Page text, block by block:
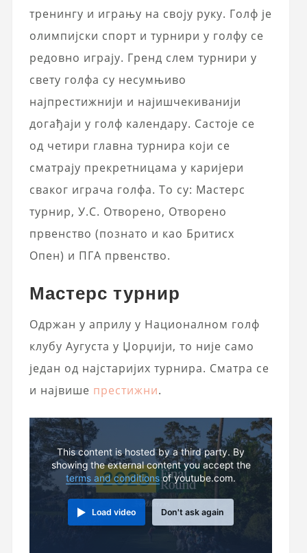
тренингу и игрању на своју руку. Голф је
олимпијски спорт и турнири у голфу се
редовно играју. Гренд слем турнири у
свету голфа су несумњиво
најпрестижнији и најишчекиванији
догађаји у голф календару. Састоје се
од четири главна турнира који се
сматрају прекретницама у каријери
сваког играча голфа. То су: Мастерс
турнир, У.С. Отворено, Отворено
првенство (познато и као Бритисх
Опен) и ПГА првенство.
Мастерс турнир
Одржан у априлу у Националном голф
клубу Аугуста у Џорџији, то није само
један од најстаријих турнира. Сматра се
и највише престижни.
This content is hosted by a third party. By
showing the external content you accept the
terms and conditionsof youtube.com.
Load video Don't ask again